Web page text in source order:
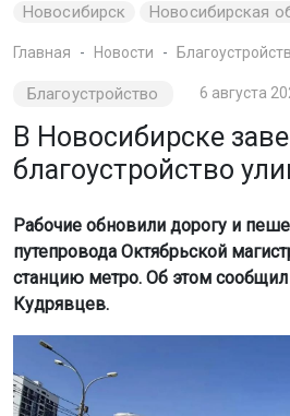
Новосибирск
Новосибирская
Главная Новости
Благоустройство 6 августа
В Новосибирске
благоустройство
Рабочие обновили дорогу и
путепровода Октябрьской
станцию метро. Об этом
Кудрявцев.